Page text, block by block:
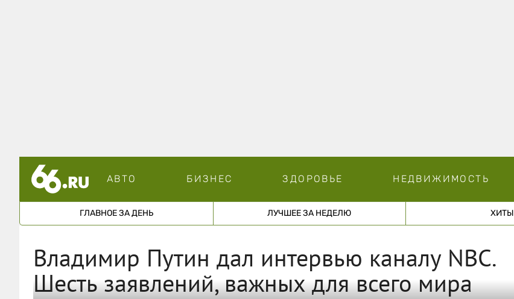
АВТО БИЗНЕС ЗДОРОВЬЕ НЕДВИЖИМОСТЬ
ГЛАВНОЕ ЗА ДЕНЬ ЛУЧШЕЕ ЗА НЕДЕЛЮ ХИТЫ
Владимир Путин дал интервью каналу NBC.
Шесть заявлений, важных для всего мира